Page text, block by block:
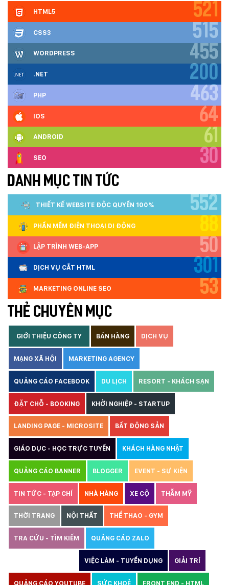
HTML5 521
CSS3 515
WORDPRESS 455
.NET 200
PHP 463
IOS 64
ANDROID 61
SEO 30
DANH MỤC TIN TỨC
THIẾT KẾ WEBSITE ĐỘC QUYỀN 100% 552
PHẦN MỀM ĐIỆN THOẠI DI ĐỘNG 88
LẬP TRÌNH WEB-APP 50
DỊCH VỤ CẮT HTML 301
MARKETING ONLINE SEO 53
THẺ CHUYÊN MỤC
GIỚI THIỆU CÔNG TY BÁN HÀNG DỊCH VỤ
MẠNG XÃ HỘI MARKETING AGENCY
QUẢNG CÁO FACEBOOK DU LỊCH RESORT - KHÁCH SẠN
ĐẶT CHỖ - BOOKING KHỞI NGHIỆP - STARTUP
LANDING PAGE - MICROSITE BẤT ĐỘNG SẢN
GIÁO DỤC - HỌC TRỰC TUYẾN KHÁCH HÀNG NHẬT
QUẢNG CÁO BANNER BLOGGER EVENT - SỰ KIỆN
TIN TỨC - TẠP CHÍ NHÀ HÀNG XE CỘ THẪM MỸ
THỜI TRANG NỘI THẤT THỂ THAO - GYM
TRA CỨU - TÌM KIẾM QUẢNG CÁO ZALO
VIỆC LÀM - TUYỂN DỤNG GIẢI TRÍ
QUẢNG CÁO YOUTUBE SỨC KHOẺ FRONT END - HTML